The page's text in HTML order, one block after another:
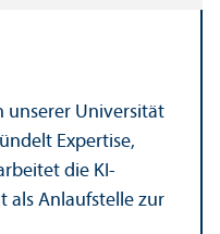
unserer Universität
Expertise,
die KI-
als Anlaufstelle zur